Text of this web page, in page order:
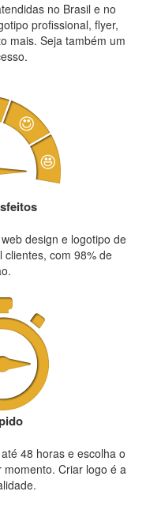
no Brasil e no
profissional, flyer,
mais. Seja também um
design e logotipo de
com 98% de
48 horas e escolha o
Criar logo é a